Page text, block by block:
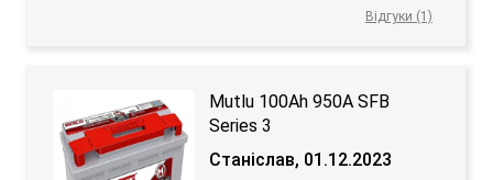
Відгуки (1)
Mutlu 100Ah 950A SFB
Series 3
Станіслав, 01.12.2023